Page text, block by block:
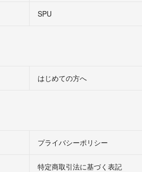
SPU
はじめての方へ
プライバシーポリシー
特定商取引法に基づく表記